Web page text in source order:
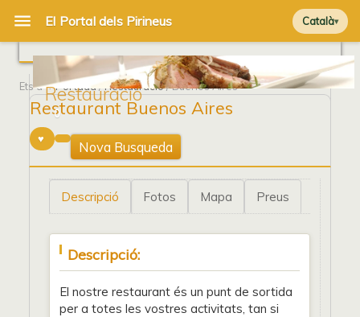
Català
Restauració
Ets a Portada/ Restauració/ Buenos Aires
Restaurant Buenos Aires
0
Nova Busqueda
Descripció Fotos Mapa Preus
Descripció:
El nostre restaurant és un punt de sortida
per a totes les vostres activitats, tan si